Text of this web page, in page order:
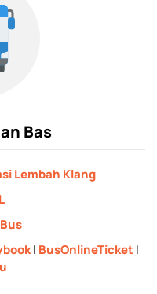
Bas
Lembah Klang
| BusOnlineTicket |